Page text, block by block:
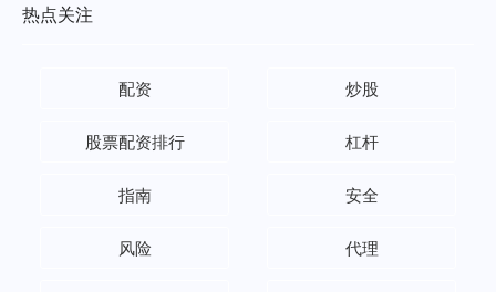
热点关注
配资 炒股
股票配资排行 杠杆
指南 安全
风险 代理